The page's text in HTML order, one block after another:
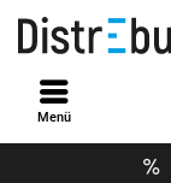
Menü